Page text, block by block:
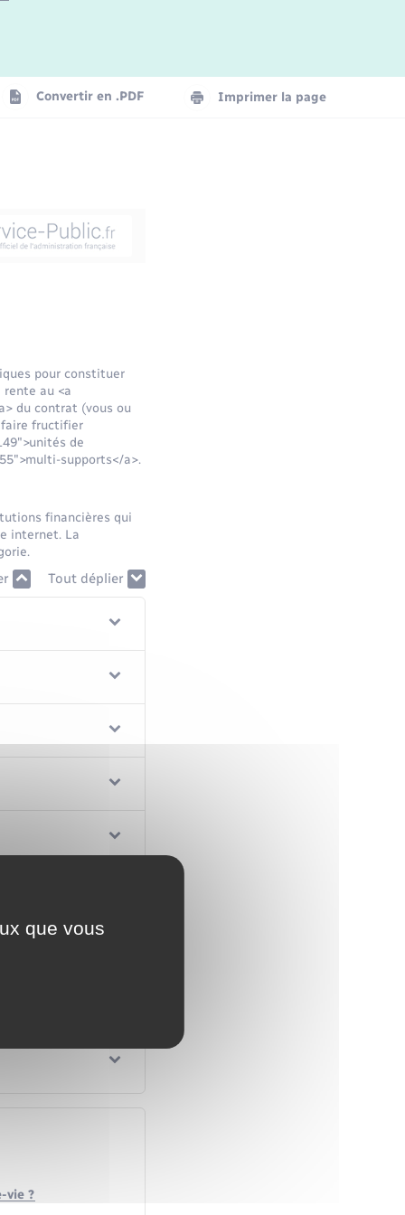
Convertir en .PDF Imprimer la page
pour constituer
au <a
du contrat (vous ou
faire fructifier
de
supports</a>.
financières qui
internet. La
Tout déplier
vie ?
que vous